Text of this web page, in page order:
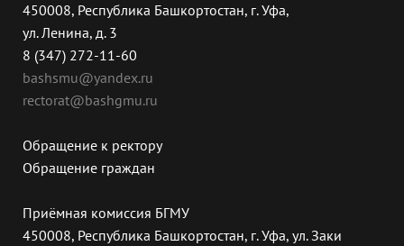
450008, Республика Башкортостан, г. Уфа,
ул. Ленина, д. 3
8 (347) 272-11-60
bashsmu@yandex.ru
rectorat@bashgmu.ru
Обращение к ректору
Обращение граждан
Приёмная комиссия БГМУ
450008, Республика Башкортостан, г. Уфа, ул. Заки